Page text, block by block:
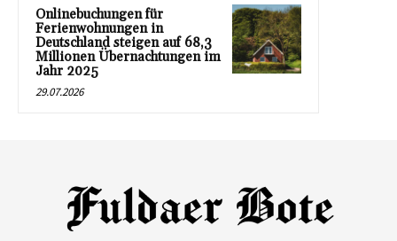
Onlinebuchungen für
Ferienwohnungen in
Deutschland steigen auf 68,3
Millionen Übernachtungen im
Jahr 2025
29.07.2026